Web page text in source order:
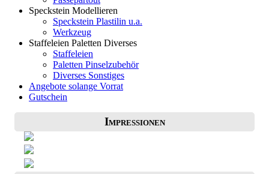
Speckstein Modellieren
Speckstein Plastilin u.a.
Werkzeug
Staffeleien Paletten Diverses
Staffeleien
Paletten Pinselzubehör
Diverses Sonstiges
Angebote solange Vorrat
Gutschein
Impressionen